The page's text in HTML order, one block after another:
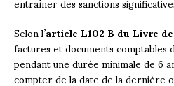
Selon l’article L102 B du Livre
factures et documents
pendant une durée minimale de 6
compter de la date de la dernière